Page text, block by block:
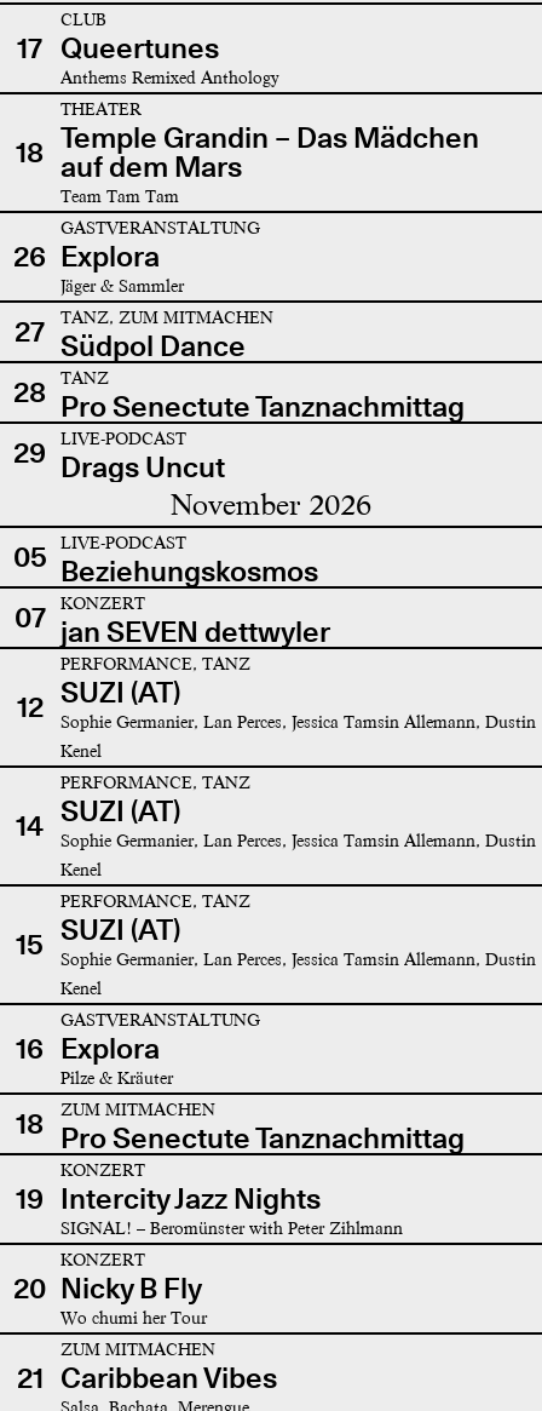
17
CLUB
Queertunes
Anthems Remixed Anthology
18
THEATER
Temple Grandin – Das Mädchen
auf dem Mars
Team Tam Tam
26
GASTVERANSTALTUNG
Explora
Jäger & Sammler
27 TANZ, ZUM MITMACHEN
Südpol Dance
28
TANZ
Pro Senectute Tanznachmittag
29
LIVE-PODCAST
Drags Uncut
November 2026
05 LIVE-PODCAST
Beziehungskosmos
07
KONZERT
jan SEVEN dettwyler
12
PERFORMANCE, TANZ
SUZI (AT)
Sophie Germanier, Lan Perces, Jessica Tamsin Allemann, Dustin
Kenel
14
PERFORMANCE, TANZ
SUZI (AT)
Sophie Germanier, Lan Perces, Jessica Tamsin Allemann, Dustin
Kenel
15
PERFORMANCE, TANZ
SUZI (AT)
Sophie Germanier, Lan Perces, Jessica Tamsin Allemann, Dustin
Kenel
16
GASTVERANSTALTUNG
Explora
Pilze & Kräuter
18 ZUM MITMACHEN
Pro Senectute Tanznachmittag
19
KONZERT
Intercity Jazz Nights
SIGNAL! – Beromünster with Peter Zihlmann
20
KONZERT
Nicky B Fly
Wo chumi her Tour
21
ZUM MITMACHEN
Caribbean Vibes